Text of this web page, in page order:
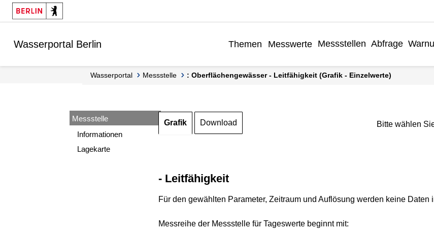
Springe zur Navigation
Springe zum Inhalt
Wasserportal Berlin Themen Messwerte Messstellen Abfrage
Wasserportal Messstelle : Oberflächengewässer - Leitfähigkeit (Grafik - Einzelwerte)
Messstelle
Informationen
Lagekarte
Grafik Download Bitte wählen
- Leitfähigkeit
Für den gewählten Parameter, Zeitraum und Auflösung werden keine Daten
Messreihe der Messstelle für Tageswerte beginnt mit: